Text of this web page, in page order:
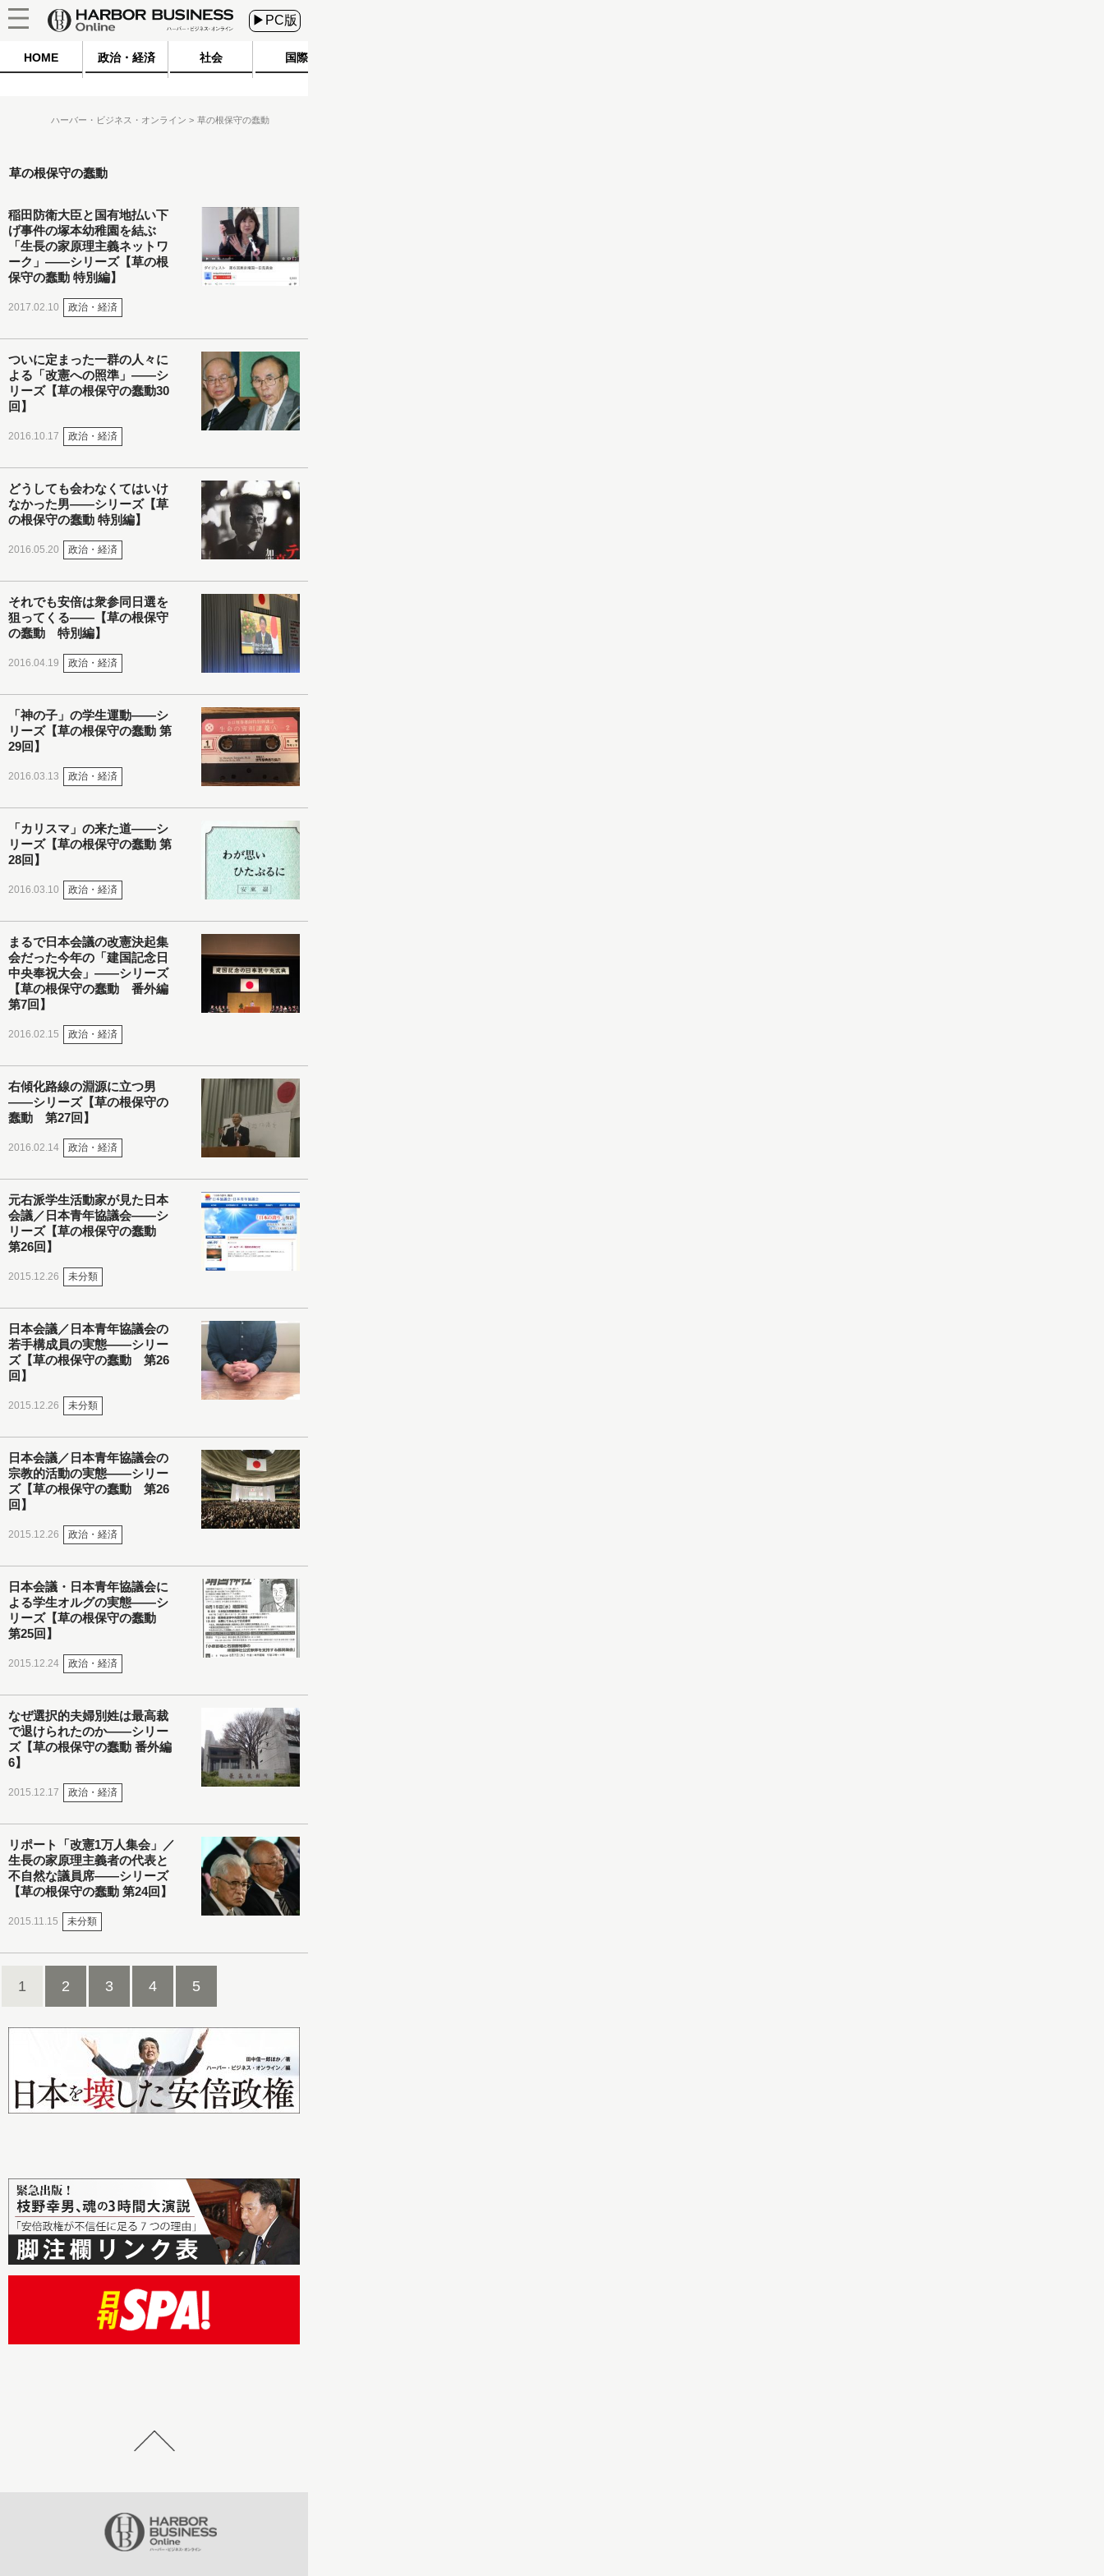
▶PC版
HOME 政治・経済 社会 国際
ハーバー・ビジネス・オンライン 草の根保守の蠢動
草の根保守の蠢動
稲田防衛大臣と国有地払い下
げ事件の塚本幼稚園を結ぶ
「生長の家原理主義ネットワ
ーク」――シリーズ【草の根
保守の蠢動 特別編】
2017.02.10 政治・経済
ついに定まった一群の人々に
よる「改憲への照準」――シ
リーズ【草の根保守の蠢動30
回】
2016.10.17 政治・経済
どうしても会わなくてはいけ
なかった男――シリーズ【草
の根保守の蠢動 特別編】
2016.05.20 政治・経済
それでも安倍は衆参同日選を
狙ってくる――【草の根保守
の蠢動 特別編】
2016.04.19 政治・経済
「神の子」の学生運動――シ
リーズ【草の根保守の蠢動 第
29回】
2016.03.13 政治・経済
「カリスマ」の来た道――シ
リーズ【草の根保守の蠢動 第
28回】
2016.03.10 政治・経済
まるで日本会議の改憲決起集
会だった今年の「建国記念日
中央奉祝大会」――シリーズ
【草の根保守の蠢動 番外編
第7回】
2016.02.15 政治・経済
右傾化路線の淵源に立つ男
――シリーズ【草の根保守の
蠢動 第27回】
2016.02.14 政治・経済
元右派学生活動家が見た日本
会議／日本青年協議会――シ
リーズ【草の根保守の蠢動
第26回】
2015.12.26 未分類
日本会議／日本青年協議会の
若手構成員の実態――シリー
ズ【草の根保守の蠢動 第26
回】
2015.12.26 未分類
日本会議／日本青年協議会の
宗教的活動の実態――シリー
ズ【草の根保守の蠢動 第26
回】
2015.12.26 政治・経済
日本会議・日本青年協議会に
よる学生オルグの実態――シ
リーズ【草の根保守の蠢動
第25回】
2015.12.24 政治・経済
なぜ選択的夫婦別姓は最高裁
で退けられたのか――シリー
ズ【草の根保守の蠢動 番外編
6】
2015.12.17 政治・経済
リポート「改憲1万人集会」／
生長の家原理主義者の代表と
不自然な議員席――シリーズ
【草の根保守の蠢動 第24回】
2015.11.15 未分類
1 2 3 4 5